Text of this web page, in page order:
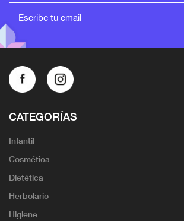
CATEGORÍAS
Infantil
Cosmética
Dietética
Herbolario
Higiene